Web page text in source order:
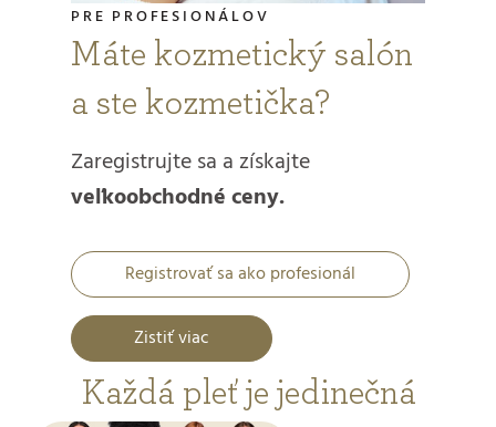
PRE PROFESIONÁLOV
Máte kozmetický salón
a ste kozmetička?
Zaregistrujte sa a získajte
veľkoobchodné ceny.
Registrovať sa ako profesionál
Zistiť viac
Každá pleť je jedinečná